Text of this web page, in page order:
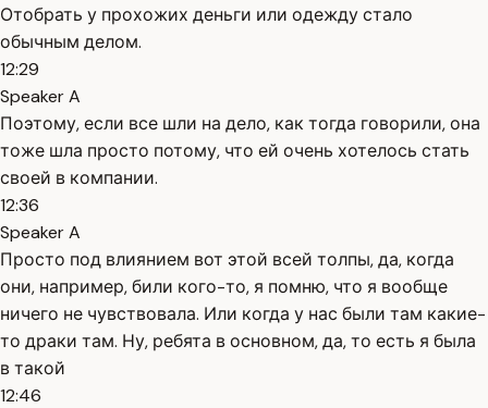
Отобрать у прохожих деньги или одежду стало
обычным делом.
12:29
Speaker A
Поэтому, если все шли на дело, как тогда говорили, она
тоже шла просто потому, что ей очень хотелось стать
своей в компании.
12:36
Speaker A
Просто под влиянием вот этой всей толпы, да, когда
они, например, били кого-то, я помню, что я вообще
ничего не чувствовала. Или когда у нас были там какие-
то драки там. Ну, ребята в основном, да, то есть я была
в такой
12:46